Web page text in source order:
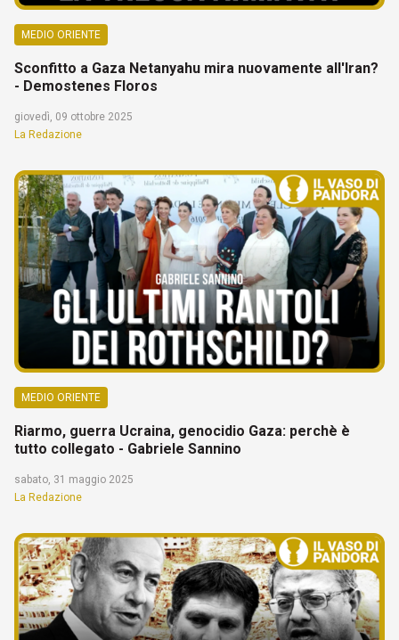
MEDIO ORIENTE
Sconfitto a Gaza Netanyahu mira nuovamente all'Iran?
- Demostenes Floros
giovedì, 09 ottobre 2025
La Redazione
MEDIO ORIENTE
Riarmo, guerra Ucraina, genocidio Gaza: perchè è
tutto collegato - Gabriele Sannino
sabato, 31 maggio 2025
La Redazione